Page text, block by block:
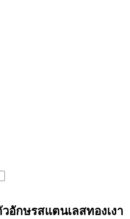
อักษรสแตนเลสทองเงา